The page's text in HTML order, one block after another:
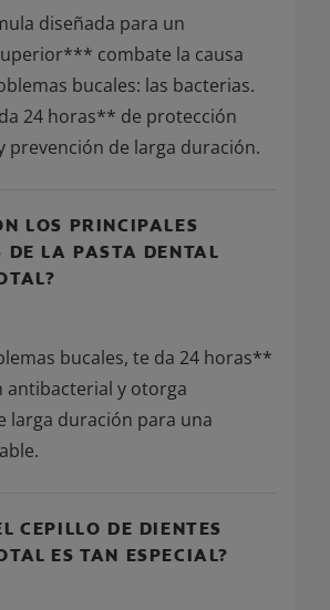
diseñada para un
combate la causa
bucales: las bacterias.
24 horas** de protección
prevención de larga duración.
LOS PRINCIPALES
DE LA PASTA DENTAL
bucales, te da 24 horas**
antibacterial y otorga
larga duración para una
CEPILLO DE DIENTES
ES TAN ESPECIAL?